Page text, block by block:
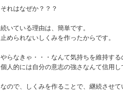
それはなぜか？？？
続いている理由は、簡単です。
止められないしくみを作ったからです。
やらなきゃ・・・なんて気持ちを維持する
個人的には自分の意志の強さなんて信用し
なので、しくみを作ることで、継続させて